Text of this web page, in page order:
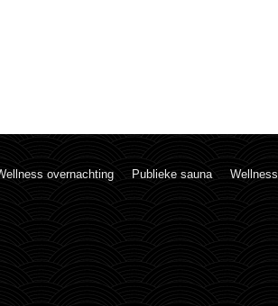
overnachting Publieke sauna Wellness